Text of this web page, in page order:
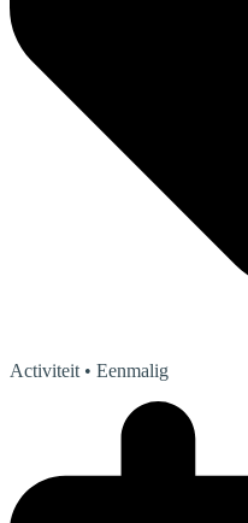
Activiteit • Eenmalig